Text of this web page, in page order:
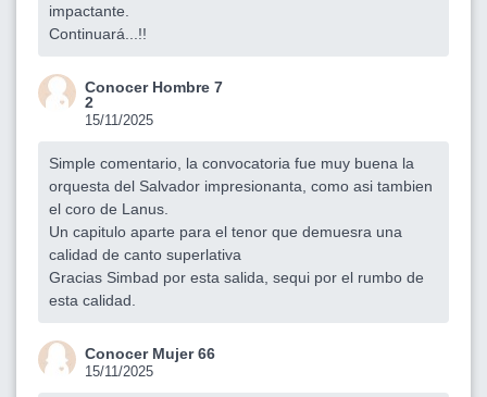
impactante.
Continuará...!!
Conocer Hombre 7
2
15/11/2025
Simple comentario, la convocatoria fue muy buena la
orquesta del Salvador impresionanta, como asi tambien
el coro de Lanus.
Un capitulo aparte para el tenor que demuesra una
calidad de canto superlativa
Gracias Simbad por esta salida, sequi por el rumbo de
esta calidad.
Conocer Mujer 66
15/11/2025